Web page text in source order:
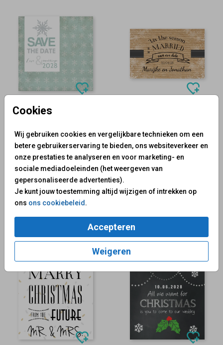
Cookies
Wij gebruiken cookies en vergelijkbare technieken om een
betere gebruikerservaring te bieden, ons websiteverkeer en
onze prestaties te analyseren en voor marketing- en
sociale mediadoeleinden (het weergeven van
gepersonaliseerde advertenties).
Je kunt jouw toestemming altijd wijzigen of intrekken op
ons ons cookiebeleid.
Accepteren
Weigeren